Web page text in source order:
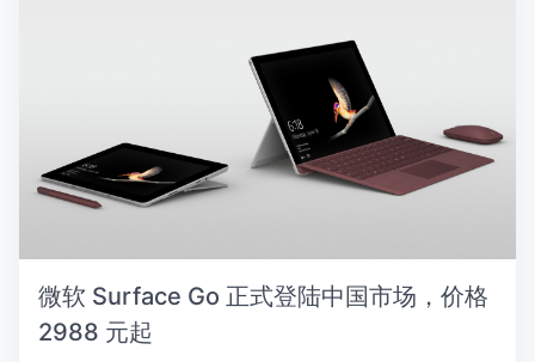
微软 Surface Go 正式登陆中国市场，价格
2988 元起